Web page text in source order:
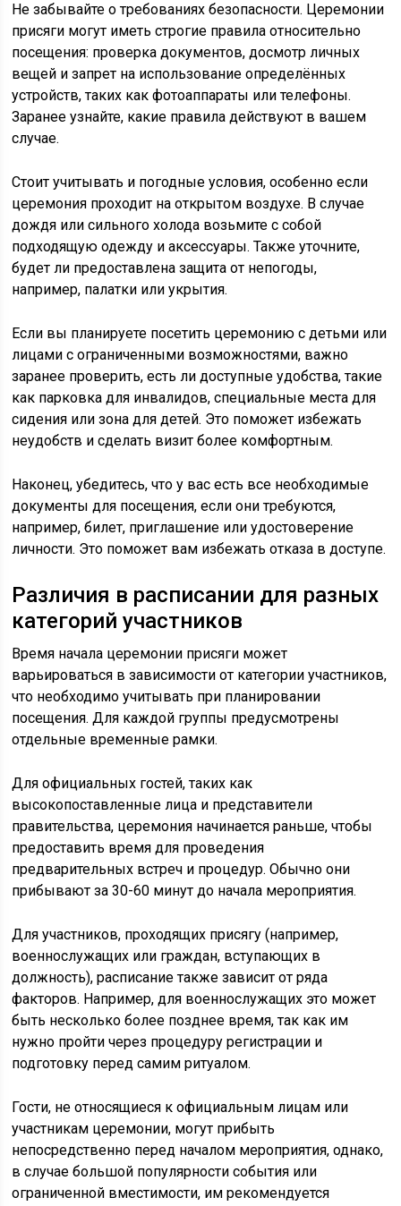
Не забывайте о требованиях безопасности. Церемонии
присяги могут иметь строгие правила относительно
посещения: проверка документов, досмотр личных
вещей и запрет на использование определённых
устройств, таких как фотоаппараты или телефоны.
Заранее узнайте, какие правила действуют в вашем
случае.
Стоит учитывать и погодные условия, особенно если
церемония проходит на открытом воздухе. В случае
дождя или сильного холода возьмите с собой
подходящую одежду и аксессуары. Также уточните,
будет ли предоставлена защита от непогоды,
например, палатки или укрытия.
Если вы планируете посетить церемонию с детьми или
лицами с ограниченными возможностями, важно
заранее проверить, есть ли доступные удобства, такие
как парковка для инвалидов, специальные места для
сидения или зона для детей. Это поможет избежать
неудобств и сделать визит более комфортным.
Наконец, убедитесь, что у вас есть все необходимые
документы для посещения, если они требуются,
например, билет, приглашение или удостоверение
личности. Это поможет вам избежать отказа в доступе.
Различия в расписании для разных
категорий участников
Время начала церемонии присяги может
варьироваться в зависимости от категории участников,
что необходимо учитывать при планировании
посещения. Для каждой группы предусмотрены
отдельные временные рамки.
Для официальных гостей, таких как
высокопоставленные лица и представители
правительства, церемония начинается раньше, чтобы
предоставить время для проведения
предварительных встреч и процедур. Обычно они
прибывают за 30-60 минут до начала мероприятия.
Для участников, проходящих присягу (например,
военнослужащих или граждан, вступающих в
должность), расписание также зависит от ряда
факторов. Например, для военнослужащих это может
быть несколько более позднее время, так как им
нужно пройти через процедуру регистрации и
подготовку перед самим ритуалом.
Гости, не относящиеся к официальным лицам или
участникам церемонии, могут прибыть
непосредственно перед началом мероприятия, однако,
в случае большой популярности события или
ограниченной вместимости, им рекомендуется